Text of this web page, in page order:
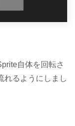
自体を回転さ
れるようにしまし